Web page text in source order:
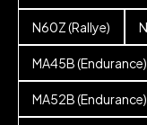
N60Z (Rallye)
MA45B (Endurance)
MA52B (Endurance)